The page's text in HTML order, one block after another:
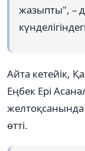
жазыпты", –
Айта кетейік,
Еңбек Ері
өтті.